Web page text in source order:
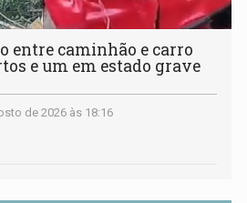
entre caminhão e carro
e um em estado grave
de 2026 às 18:16